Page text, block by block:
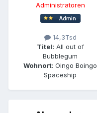
Administratoren
14,3Tsd
Titel: All out of
Bubblegum
Wohnort: Oingo Boingo
Spaceship